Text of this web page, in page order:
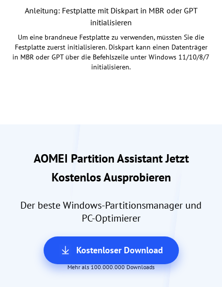
Anleitung: Festplatte mit Diskpart in MBR oder GPT
initialisieren
Um eine brandneue Festplatte zu verwenden, müssten Sie die
Festplatte zuerst initialisieren. Diskpart kann einen Datenträger
in MBR oder GPT über die Befehlszeile unter Windows 11/10/8/7
initialisieren.
AOMEI Partition Assistant Jetzt
Kostenlos Ausprobieren
Der beste Windows-Partitionsmanager und
PC-Optimierer
Kostenloser Download
Mehr als 100.000.000 Downloads